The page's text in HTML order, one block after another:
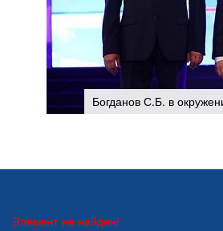
Богданов С.Б. в
Элемент не найден!